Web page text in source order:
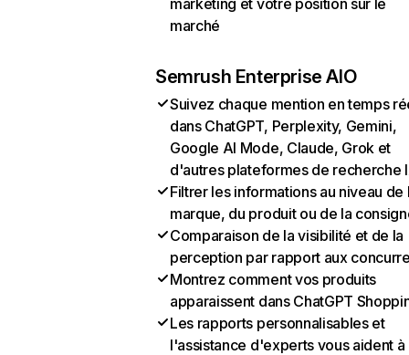
marketing et votre position sur le
marché
Semrush Enterprise AIO
Suivez chaque mention en temps
dans ChatGPT, Perplexity, Gemini,
Google AI Mode, Claude, Grok et
d'autres plateformes de recherche
Filtrer les informations au niveau de
marque, du produit ou de la
Comparaison de la visibilité et de la
perception par rapport aux
Montrez comment vos produits
apparaissent dans ChatGPT
Les rapports personnalisables et
l'assistance d'experts vous aident à